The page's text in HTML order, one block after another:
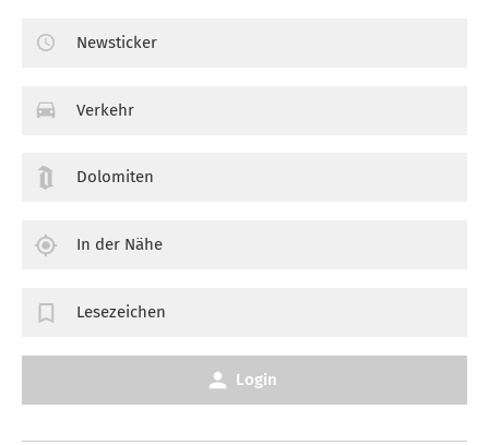
Newsticker
Verkehr
Dolomiten
In der Nähe
Lesezeichen
Login